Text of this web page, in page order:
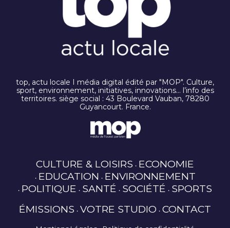
top, actu locale I média digital édité par "MOP". Culture,
sport, environnement, initiatives, innovations… l’info des
territoires. siège social : 43 Boulevard Vauban, 78280
Guyancourt. France.
CULTURE & LOISIRS ECONOMIE
EDUCATION ENVIRONNEMENT
POLITIQUE SANTÉ SOCIÉTÉ SPORTS
ÉMISSIONS VOTRE STUDIO CONTACT